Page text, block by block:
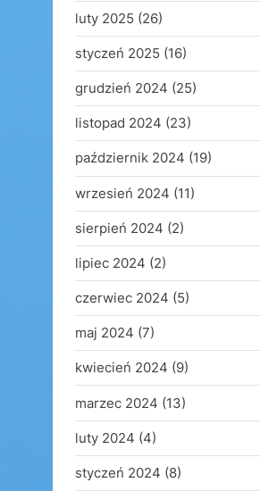
luty 2025 (26)
styczeń 2025 (16)
grudzień 2024 (25)
listopad 2024 (23)
październik 2024 (19)
wrzesień 2024 (11)
sierpień 2024 (2)
lipiec 2024 (2)
czerwiec 2024 (5)
maj 2024 (7)
kwiecień 2024 (9)
marzec 2024 (13)
luty 2024 (4)
styczeń 2024 (8)